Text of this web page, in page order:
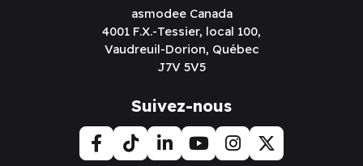
asmodee Canada
4001 F.X.-Tessier, local 100,
Vaudreuil-Dorion, Québec
J7V 5V5
Suivez-nous